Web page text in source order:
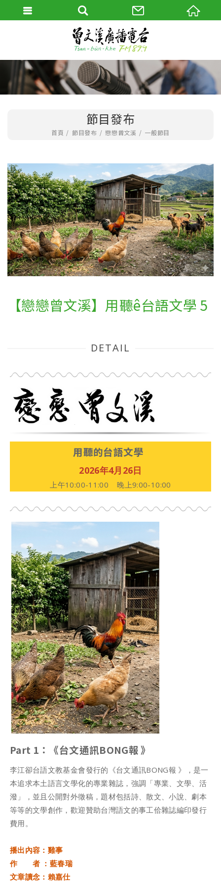
節目發布
首頁 節目發布 戀戀曾文溪 一般節目
【戀戀曾文溪】用聽ê台語文學 5
DETAIL
用聽的台語文學
2026年4月26日
上午10:00-11:00 晚上9:00-10:00
Part 1：《台文通訊BONG報 》
李江卻台語文教基金會發行的《台文通訊BONG報 》，是一
本追求本土語言文學化的專業雜誌，強調「專業、文學、活
潑」，並且公開對外徵稿，題材包括詩、散文、小說、劇本
等等的文學創作，歡迎贊助台灣語文的事工佮雜誌編印發行
費用。
播出內容：雞事
作 者 ：藍春瑞
文章讀念：賴嘉仕